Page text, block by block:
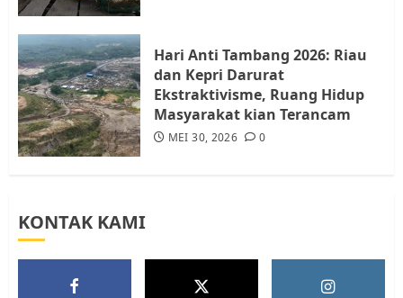
5
Hari Anti Tambang 2026: Riau
dan Kepri Darurat
Ekstraktivisme, Ruang Hidup
Masyarakat kian Terancam
MEI 30, 2026 0
KONTAK KAMI